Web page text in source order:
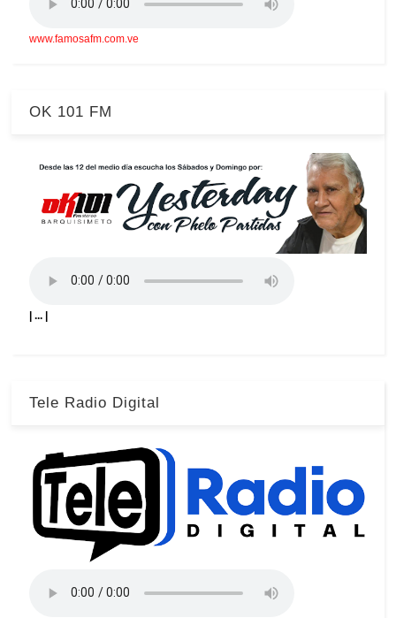
www.famosafm.com.ve
OK 101 FM
| ... |
Tele Radio Digital